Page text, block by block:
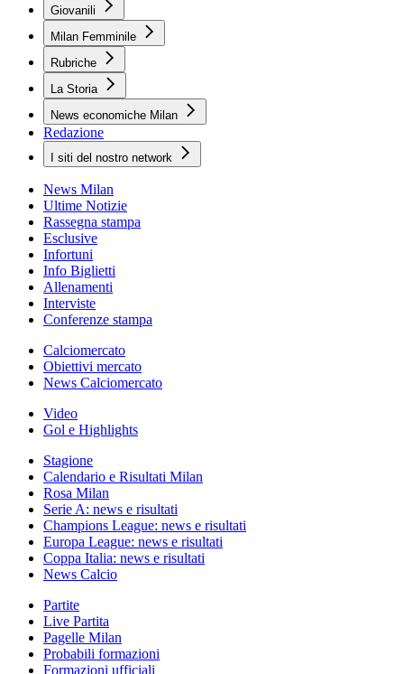
Giovanili
Milan Femminile
Rubriche
La Storia
News economiche Milan
Redazione
I siti del nostro network
News Milan
Ultime Notizie
Rassegna stampa
Esclusive
Infortuni
Info Biglietti
Allenamenti
Interviste
Conferenze stampa
Calciomercato
Obiettivi mercato
News Calciomercato
Video
Gol e Highlights
Stagione
Calendario e Risultati Milan
Rosa Milan
Serie A: news e risultati
Champions League: news e risultati
Europa League: news e risultati
Coppa Italia: news e risultati
News Calcio
Partite
Live Partita
Pagelle Milan
Probabili formazioni
Formazioni ufficiali